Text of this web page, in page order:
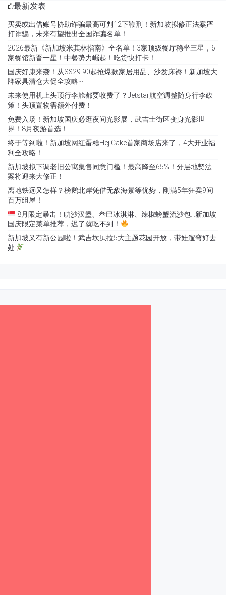
最新发表
买卖或出借账号协助诈骗最高可判12下鞭刑！新加坡拟修正法案严
打诈骗，未来有望推出全国诈骗名单！
2026最新《新加坡米其林指南》全名单！3家顶级餐厅稳坐三星，6
家餐馆新晋一星！中餐势力崛起！吃货快打卡！
国庆好康来袭！从S$29.90起抢爆款家居用品、沙发床褥！新加坡大
牌家具清仓大促全攻略~
未来使用机上头顶行李舱都要收费了？Jetstar航空调整随身行李政
策！头顶置物需额外付费！
免费入场！新加坡国庆必逛夜间光影展，武吉士街区变身光影世
界！8月夜游首选！
终于等到啦！新加坡网红蛋糕Hej Cake首家商场店来了，4大开业福
利全攻略！
新加坡拟下调老旧公寓集售同意门槛！最高降至65%！分层地契法
案将迎来大修正！
离地铁远又怎样？榜鹅北岸凭借无敌海景等优势，刚满5年狂卖9间
百万组屋！
8月限定暴击！叻沙汉堡、叁巴冰淇淋、辣椒螃蟹流沙包…新加坡
国庆限定菜单推荐，迟了就吃不到！
新加坡又有新公园啦！武吉坎贝拉5大主题花园开放，带娃遛弯好去
处